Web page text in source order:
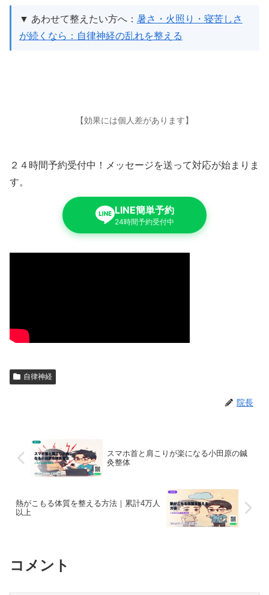
▼ あわせて整えたい方へ： 暑さ・火照り・寝苦しさ
が続くなら：自律神経の乱れを整える
【効果には個人差があります】
２４時間予約受付中！メッセージを送って対応が始まりま
す。
LINE簡単予約
24時間予約受付中
自律神経
院長
スマホ首と肩こりが楽になる小田原の鍼
灸整体
熱がこもる体質を整える方法｜累計4万人
以上
コメント